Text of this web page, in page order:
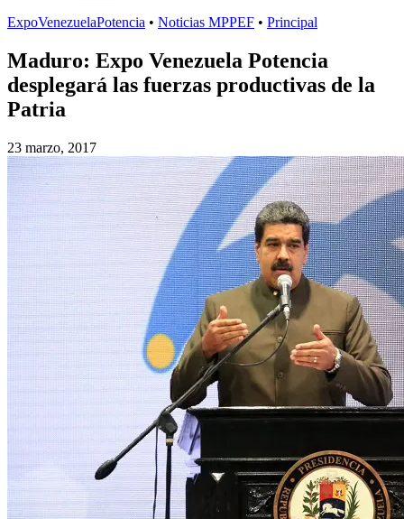
ExpoVenezuelaPotencia • Noticias MPPEF • Principal
Maduro: Expo Venezuela Potencia
desplegará las fuerzas productivas de la
Patria
23 marzo, 2017